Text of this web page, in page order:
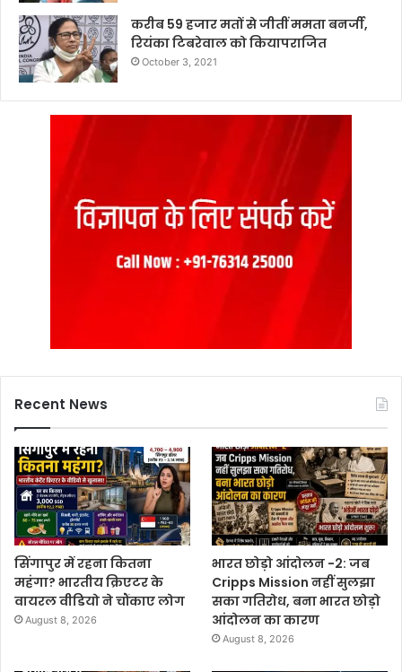
करीब 59 हजार मतों से जीतीं ममता बनर्जी,
रियंका टिबरेवाल को कियापराजित
October 3, 2021
Recent News
सिंगापुर में रहना कितना
महंगा? भारतीय क्रिएटर के
वायरल वीडियो ने चौंकाए लोग
August 8, 2026
भारत छोड़ो आंदोलन -2: जब
Cripps Mission नहीं सुलझा
सका गतिरोध, बना भारत छोड़ो
आंदोलन का कारण
August 8, 2026